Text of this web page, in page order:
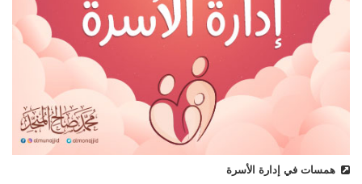
همسات في إدارة الأسرة